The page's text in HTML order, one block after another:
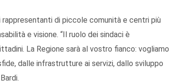
rappresentanti di piccole comunità e centri più
e visione. “Il ruolo dei sindaci è
La Regione sarà al vostro fianco: vogliamo
dalle infrastrutture ai servizi, dallo sviluppo